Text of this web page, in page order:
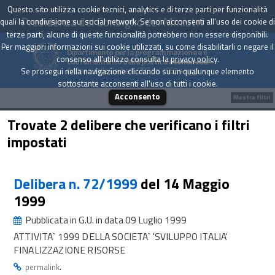
Presidenza del Consiglio dei Ministri
Dipartimento per la programmazione e il
coordinamento della politica economica
Archivio delle Delibere CIPE dal 1967 a oggi
Trovate 2 delibere che verificano i filtri
impostati
Delibera n. 72/1999del 14 Maggio
1999
Pubblicata in G.U. in data 09 Luglio 1999
ATTIVITA` 1999 DELLA SOCIETA` 'SVILUPPO ITALIA'
FINALIZZAZIONE RISORSE
permalink.
Mostra filtri
Questo sito utilizza cookie tecnici, analytics e di terze parti per funzionalità
quali la condivisione sui social network. Se non acconsenti all'uso dei cookie di
terze parti, alcune di queste funzionalità potrebbero non essere disponibili.
Per maggiori informazioni sui cookie utilizzati, su come disabilitarli o negare il
consenso all'utilizzo consulta laprivacy policy.
Se prosegui nella navigazione cliccando su un qualunque elemento
sottostante acconsenti all'uso di tutti i cookie.
Acconsento